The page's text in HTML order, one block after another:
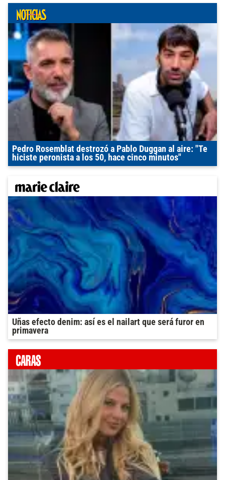
Pedro Rosemblat destrozó a Pablo Duggan al aire: "Te
hiciste peronista a los 50, hace cinco minutos"
Uñas efecto denim: así es el nailart que será furor en
primavera